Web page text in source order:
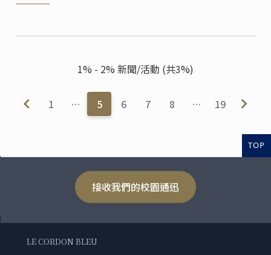
1% - 2% 新聞/活動 (共3%)
1 … 5 6 7 8 … 19
TOP
接收我們的校園通迅
LE CORDON BLEU